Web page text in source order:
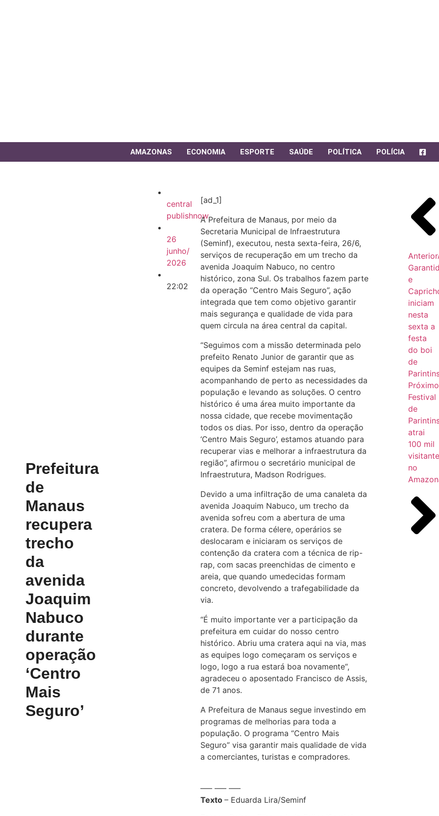
AMAZONAS ECONOMIA ESPORTE SAÚDE POLÍTICA POLÍCIA
Prefeitura
de
Manaus
recupera
trecho
da
avenida
Joaquim
Nabuco
durante
operação
‘Centro
Mais
Seguro’
central
publishnow
26
junho/
2026
22:02
[ad_1]
A Prefeitura de Manaus, por meio da
Secretaria Municipal de Infraestrutura
(Seminf), executou, nesta sexta-feira, 26/6,
serviços de recuperação em um trecho da
avenida Joaquim Nabuco, no centro
histórico, zona Sul. Os trabalhos fazem parte
da operação “Centro Mais Seguro”, ação
integrada que tem como objetivo garantir
mais segurança e qualidade de vida para
quem circula na área central da capital.
“Seguimos com a missão determinada pelo
prefeito Renato Junior de garantir que as
equipes da Seminf estejam nas ruas,
acompanhando de perto as necessidades da
população e levando as soluções. O centro
histórico é uma área muito importante da
nossa cidade, que recebe movimentação
todos os dias. Por isso, dentro da operação
‘Centro Mais Seguro’, estamos atuando para
recuperar vias e melhorar a infraestrutura da
região”, afirmou o secretário municipal de
Infraestrutura, Madson Rodrigues.
Devido a uma infiltração de uma canaleta da
avenida Joaquim Nabuco, um trecho da
avenida sofreu com a abertura de uma
cratera. De forma célere, operários se
deslocaram e iniciaram os serviços de
contenção da cratera com a técnica de rip-
rap, com sacas preenchidas de cimento e
areia, que quando umedecidas formam
concreto, devolvendo a trafegabilidade da
via.
“É muito importante ver a participação da
prefeitura em cuidar do nosso centro
histórico. Abriu uma cratera aqui na via, mas
as equipes logo começaram os serviços e
logo, logo a rua estará boa novamente“,
agradeceu o aposentado Francisco de Assis,
de 71 anos.
A Prefeitura de Manaus segue investindo em
programas de melhorias para toda a
população. O programa “Centro Mais
Seguro” visa garantir mais qualidade de vida
a comerciantes, turistas e compradores.
—– —– —–
Texto– Eduarda Lira/Seminf
Anterior
e
iniciam
nesta
sexta a
festa
do boi
de
Próximo
Festival
de
atrai
100 mil
no